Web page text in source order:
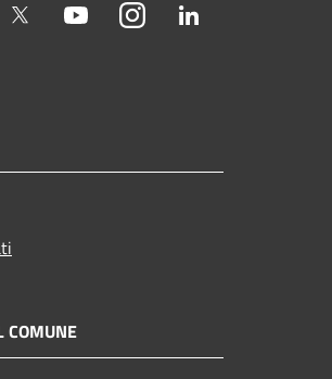
Twitter YoutubeInstagram
COMUNE